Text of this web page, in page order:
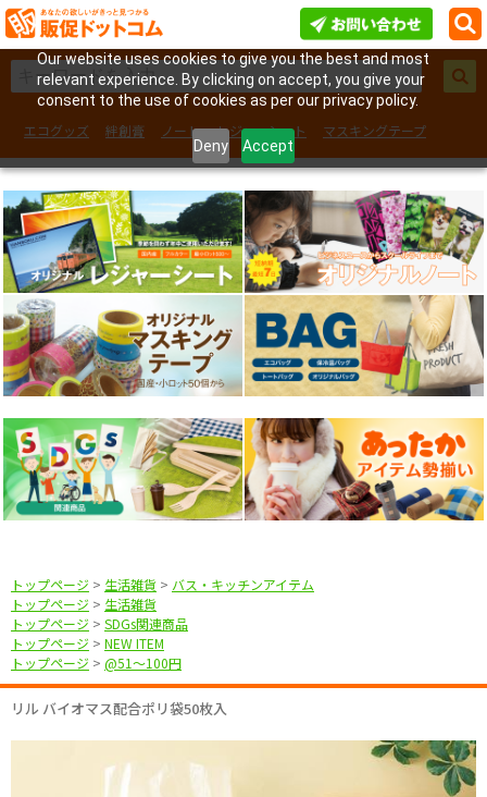
Our website uses cookies to give you the best and most
relevant experience. By clicking on accept, you give your
consent to the use of cookies as per our privacy policy.
Deny Accept
エコグッズ 絆創膏 ノート レジャーシート
マスキングテープ
フェイスシール
トップページ > 生活雑貨 > バス・キッチンアイテム
トップページ > 生活雑貨
トップページ > SDGs関連商品
トップページ > NEW ITEM
トップページ > @51〜100円
リル バイオマス配合ポリ袋50枚入